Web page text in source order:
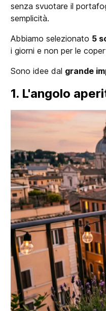
senza svuotare il
semplicità.
Abbiamo selezionato 5
i giorni e non per le
Sono idee dal grande
1. L'angolo